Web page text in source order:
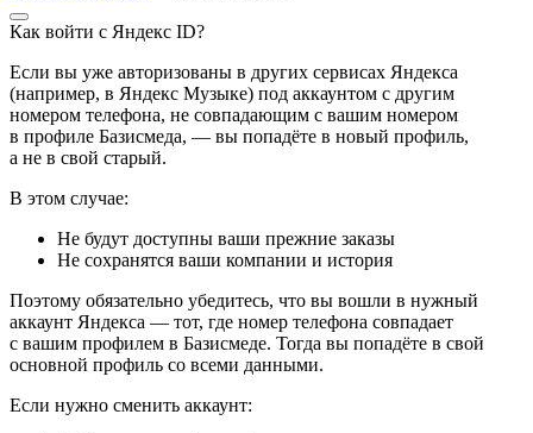
Как войти с Яндекс ID?
Если вы уже авторизованы в других сервисах Яндекса
(например, в Яндекс Музыке) под аккаунтом с другим
номером телефона, не совпадающим с вашим номером
в профиле Базисмеда, — вы попадёте в новый профиль,
а не в свой старый.
В этом случае:
Не будут доступны ваши прежние заказы
Не сохранятся ваши компании и история
Поэтому обязательно убедитесь, что вы вошли в нужный
аккаунт Яндекса — тот, где номер телефона совпадает
с вашим профилем в Базисмеде. Тогда вы попадёте в свой
основной профиль со всеми данными.
Если нужно сменить аккаунт: